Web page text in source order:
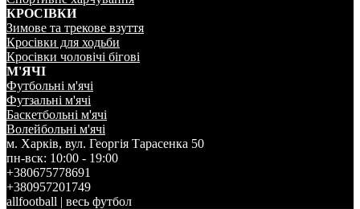
КРОСIВКИ
Зимове та трекове взуття
Кросівки для ходьби
Кросівки чоловічі бігові
М'ЯЧІ
Футбольні м'ячі
Футзальні м'ячі
Баскетбольні м'ячі
Волейбольні м'ячі
м. Харків, вул. Георгія Тарасенка 50
пн-вск: 10:00 - 19:00
+380675778691
+380957201749
allfootball | весь футбол